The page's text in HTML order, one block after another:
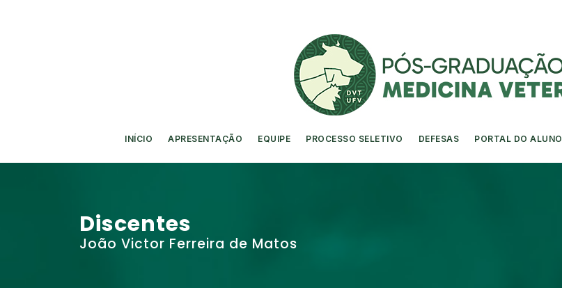
INÍCIO APRESENTAÇÃO EQUIPE PROCESSO SELETIVO DEFESAS PORTAL DO ALUNO
Discentes
João Victor Ferreira de Matos